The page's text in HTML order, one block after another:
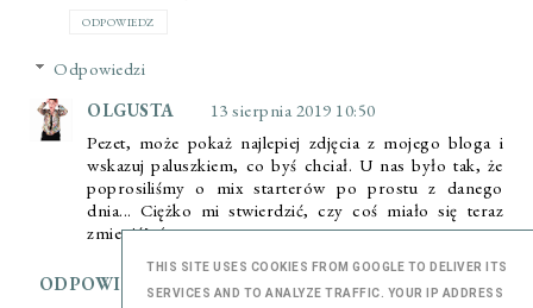
ODPOWIEDZ
Odpowiedzi
OLGUSTA
13 sierpnia 2019 10:50
Pezet, może pokaż najlepiej zdjęcia z mojego bloga i
wskazuj paluszkiem, co byś chciał. U nas było tak, że
poprosiliśmy o mix starterów po prostu z danego
dnia... Ciężko mi stwierdzić, czy coś miało się teraz
zmienić? :(
ODPOWIEDZ
THIS SITE USES COOKIES FROM GOOGLE TO DELIVER ITS
SERVICES AND TO ANALYZE TRAFFIC. YOUR IP ADDRESS